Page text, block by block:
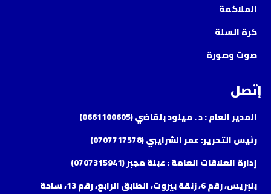
الملاكمة
كرة السلة
صوت وصورة
إتصل
المدير العام : د . ميلود بلقاضي (0661100605)
رئيس التحرير: عمر الشرايبي (0707717578)
إدارة العلاقات العامة : عبلة مجبر (0707315941)
بلبريس، رقم 6، زنقة بيروت، الطابق الرابع، رقم 13، ساحة